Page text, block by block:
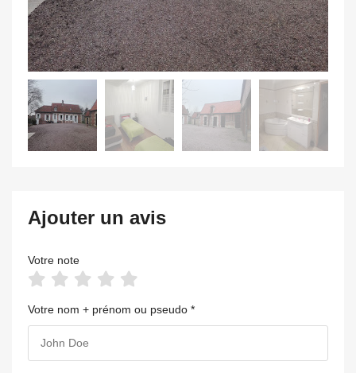
Ajouter un avis
Votre note
Votre nom + prénom ou pseudo *